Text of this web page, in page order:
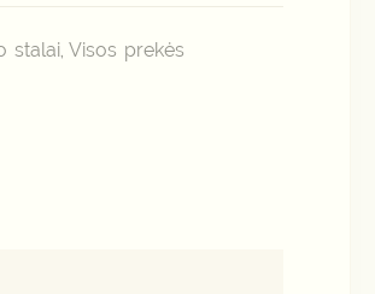
stalai ,Visos prekės